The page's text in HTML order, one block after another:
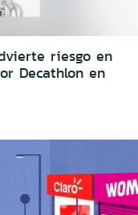
riesgo en
Decathlon en